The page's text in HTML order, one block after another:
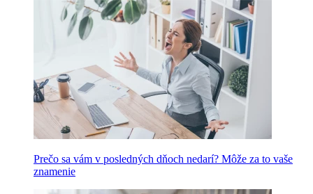
Prečo sa vám v posledných dňoch nedarí? Môže za to vaše
znamenie